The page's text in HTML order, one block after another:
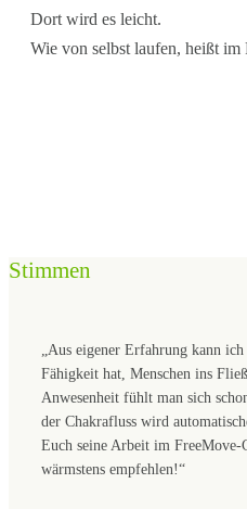
Dort wird es leicht.
Wie von selbst laufen, heißt im
Stimmen
„Aus eigener Erfahrung kann ich
Fähigkeit hat, Menschen ins
Anwesenheit fühlt man sich
der Chakrafluss wird
Euch seine Arbeit im FreeMove-
wärmstens empfehlen!“